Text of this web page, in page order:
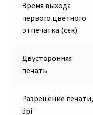
Время выхода
первого цветного
отпечатка (сек)
Двусторонняя
печать
Разрешение печати,
dpi